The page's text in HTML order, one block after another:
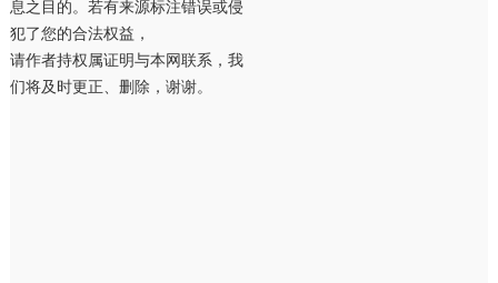
息之目的。若有来源标注错误或侵
犯了您的合法权益，
请作者持权属证明与本网联系，我
们将及时更正、删除，谢谢。